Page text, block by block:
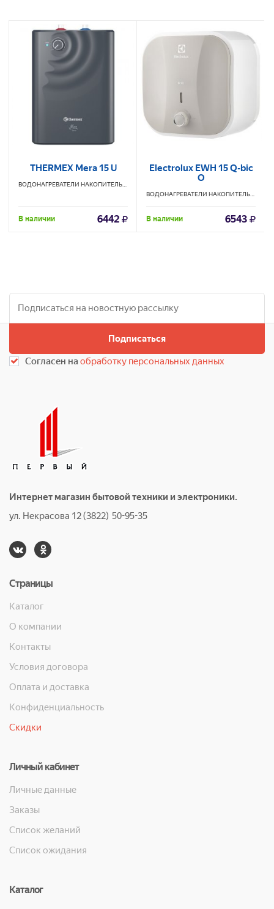
THERMEX Mera 15 U
В наличии 6442
Electrolux EWH 15 Q-bic
O
В наличии 6543
Подписаться
Согласен наобработку персональных данных
Интернет магазин бытовой техники и электроники.
ул. Некрасова 12 (3822) 50-95-35
Страницы
Каталог
О компании
Контакты
Условия договора
Оплата и доставка
Конфиденциальность
Скидки
Личный кабинет
Личные данные
Заказы
Список желаний
Список ожидания
Каталог